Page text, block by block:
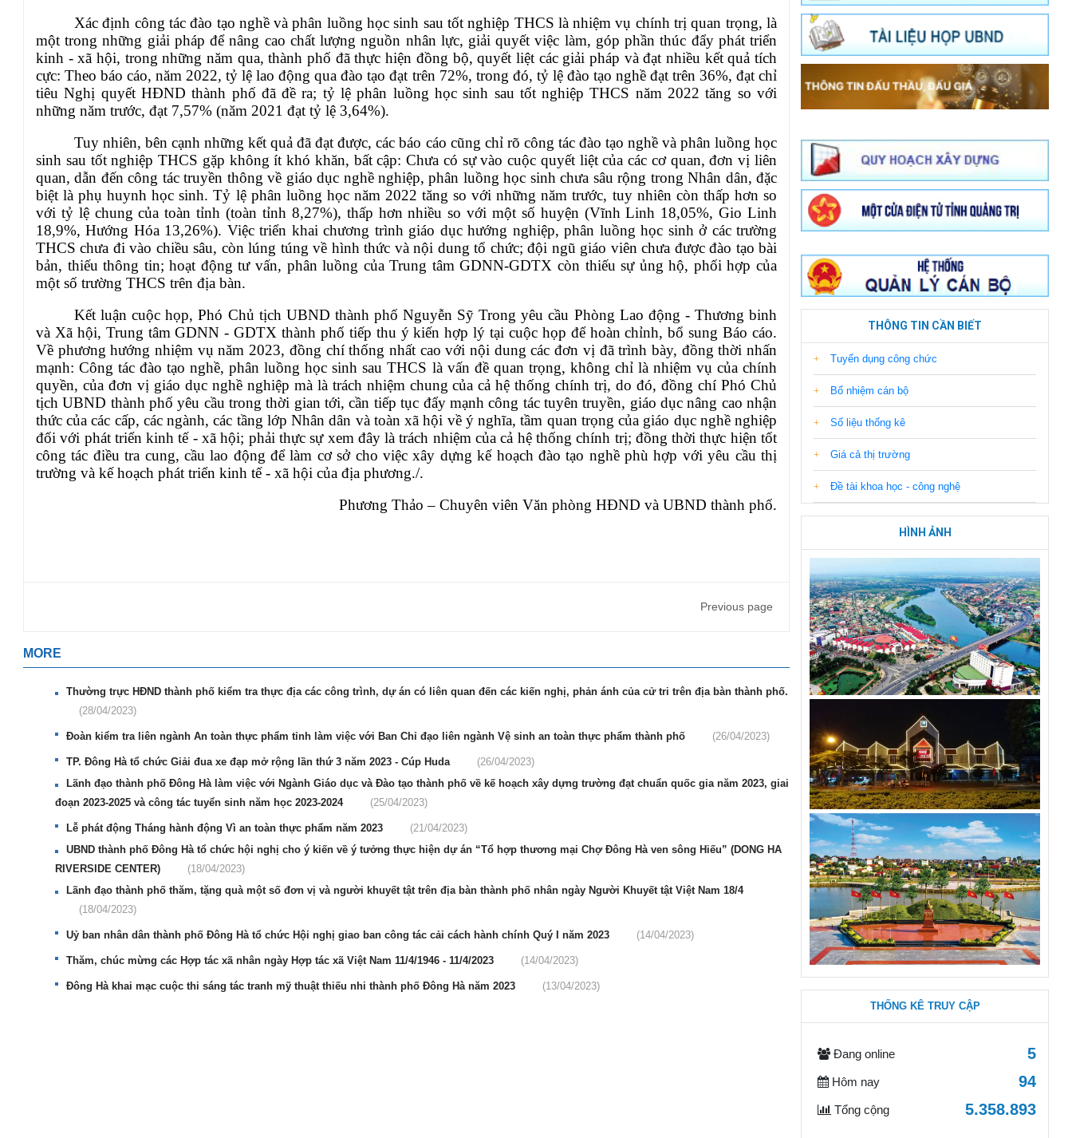
Xác định công tác đào tạo nghề và phân luồng học sinh sau tốt nghiệp THCS là nhiệm vụ chính trị quan trọng, là
một trong những giải pháp để nâng cao chất lượng nguồn nhân lực, giải quyết việc làm, góp phần thúc đẩy phát triển
kinh - xã hội, trong những năm qua, thành phố đã thực hiện đồng bộ, quyết liệt các giải pháp và đạt nhiều kết quả tích
cực:Theo báo cáo, năm 2022, tỷ lệ lao động qua đào tạo đạt trên 72%, trong đó, tỷ lệ đào tạo nghề đạt trên 36%, đạt chỉ
tiêu Nghị quyết HĐND thành phố đã đề ra; tỷ lệ phân luồng học sinh sau tốt nghiệp THCS năm 2022 tăng so với
những năm trước, đạt 7,57% (năm 2021 đạt tỷ lệ 3,64%).
Tuy nhiên,bên cạnh những kết quả đã đạt được, các báo cáo cũng chỉ rõ công tác đào tạo nghề và phân luồng học
sinh sau tốt nghiệp THCS gặp không ít khó khăn, bất cập:Chưa có sự vào cuộc quyết liệt của các cơ quan, đơn vị liên
quan, dẫn đến công tác truyền thông về giáo dục nghề nghiệp, phân luồng học sinh chưa sâu rộng trong Nhân dân, đặc
biệt là phụ huynh học sinh. Tỷ lệ phân luồng học năm 2022 tăng so với những năm trước, tuy nhiên còn thấp hơn so
với tỷ lệ chung của toàn tỉnh (toàn tỉnh 8,27%), thấp hơn nhiều so với một số huyện (Vĩnh Linh 18,05%, Gio Linh
18,9%, Hướng Hóa 13,26%). Việc triển khai chương trình giáo dục hướng nghiệp, phân luồng học sinh ở các trường
THCS chưa đi vào chiều sâu, còn lúng túng về hình thức và nội dung tổ chức; đội ngũ giáo viên chưa được đào tạo bài
bản, thiếu thông tin; hoạt động tư vấn, phân luồng của Trung tâm GDNN-GDTX còn thiếu sự ủng hộ, phối hợp của
một số trường THCS trên địa bàn.
Kết luận cuộc họp,Phó Chủ tịch UBND thành phố Nguyễn Sỹ Trong yêu cầu Phòng Lao động - Thương binh
và Xã hội, Trung tâm GDNN - GDTX thành phố tiếp thu ý kiến hợp lý tại cuộc họp để hoàn chỉnh, bổ sung Báo cáo.
Về phương hướng nhiệm vụ năm 2023, đồng chí thống nhất cao với nội dung các đơn vị đã trình bày, đồng thời nhấn
mạnh:Công tác đào tạo nghề, phân luồng học sinh sau THCS là vấn đề quan trọng, không chỉ là nhiệm vụ của chính
quyền, của đơn vị giáo dục nghề nghiệp mà là trách nhiệm chung của cả hệ thống chính trị, do đó, đồng chí Phó Chủ
tịch UBND thành phố yêu cầu trong thời gian tới, cần tiếp tục đẩy mạnh công tác tuyên truyền, giáo dục nâng cao nhận
thức của các cấp, các ngành, các tầng lớp Nhân dân và toàn xã hội về ý nghĩa, tầm quan trọng của giáo dục nghề nghiệp
đối với phát triển kinh tế - xã hội; phải thực sự xem đây là trách nhiệm của cả hệ thống chính trị; đồng thời thực hiện tốt
công tác điều tra cung, cầu lao động để làm cơ sở cho việc xây dựng kế hoạch đào tạo nghề phù hợp với yêu cầu thị
trường và kế hoạch phát triển kinh tế - xã hội của địa phương./.
Phương Thảo – Chuyên viên Văn phòng HĐND và UBND thành phố.
Previous page
MORE
Thường trực HĐND thành phố kiểm tra thực địa các công trình, dự án có liên quan đến các kiến nghị, phản ánh của cử tri trên địa bàn thành phố.
(28/04/2023)
Đoàn kiểm tra liên ngành An toàn thực phẩm tỉnh làm việc với Ban Chỉ đạo liên ngành Vệ sinh an toàn thực phẩm thành phố (26/04/2023)
TP. Đông Hà tổ chức Giải đua xe đạp mở rộng lần thứ 3 năm 2023 - Cúp Huda
(26/04/2023)
Lãnh đạo thành phố Đông Hà làm việc với Ngành Giáo dục và Đào tạo thành phố về kế hoạch xây dựng trường đạt chuẩn quốc gia năm 2023, giai
đoạn 2023-2025 và công tác tuyển sinh năm học 2023-2024
(25/04/2023)
Lễ phát động Tháng hành động Vì an toàn thực phẩm năm 2023
(21/04/2023)
UBND thành phố Đông Hà tổ chức hội nghị cho ý kiến về ý tưởng thực hiện dự án “Tổ hợp thương mại Chợ Đông Hà ven sông Hiếu” (DONG HA
RIVERSIDE CENTER)
(18/04/2023)
Lãnh đạo thành phố thăm, tặng quà một số đơn vị và người khuyết tật trên địa bàn thành phố nhân ngày Người Khuyết tật Việt Nam 18/4
(18/04/2023)
Uỷ ban nhân dân thành phố Đông Hà tổ chức Hội nghị giao ban công tác cải cách hành chính Quý I năm 2023 (14/04/2023)
Thăm, chúc mừng các Hợp tác xã nhân ngày Hợp tác xã Việt Nam 11/4/1946 - 11/4/2023 (14/04/2023)
Đông Hà khai mạc cuộc thi sáng tác tranh mỹ thuật thiếu nhi thành phố Đông Hà năm 2023 (13/04/2023)
THÔNG TIN CẦN BIẾT
Tuyển dụng công chức
Bổ nhiệm cán bộ
Số liệu thống kê
Giá cả thị trường
Đề tài khoa học - công nghệ
HÌNH ẢNH
THỐNG KÊ TRUY CẬP
Đang online 5
Hôm nay 94
Tổng cộng 5.358.893